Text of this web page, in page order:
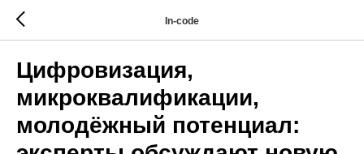
In-code
Цифровизация,
микроквалификации,
молодёжный потенциал: